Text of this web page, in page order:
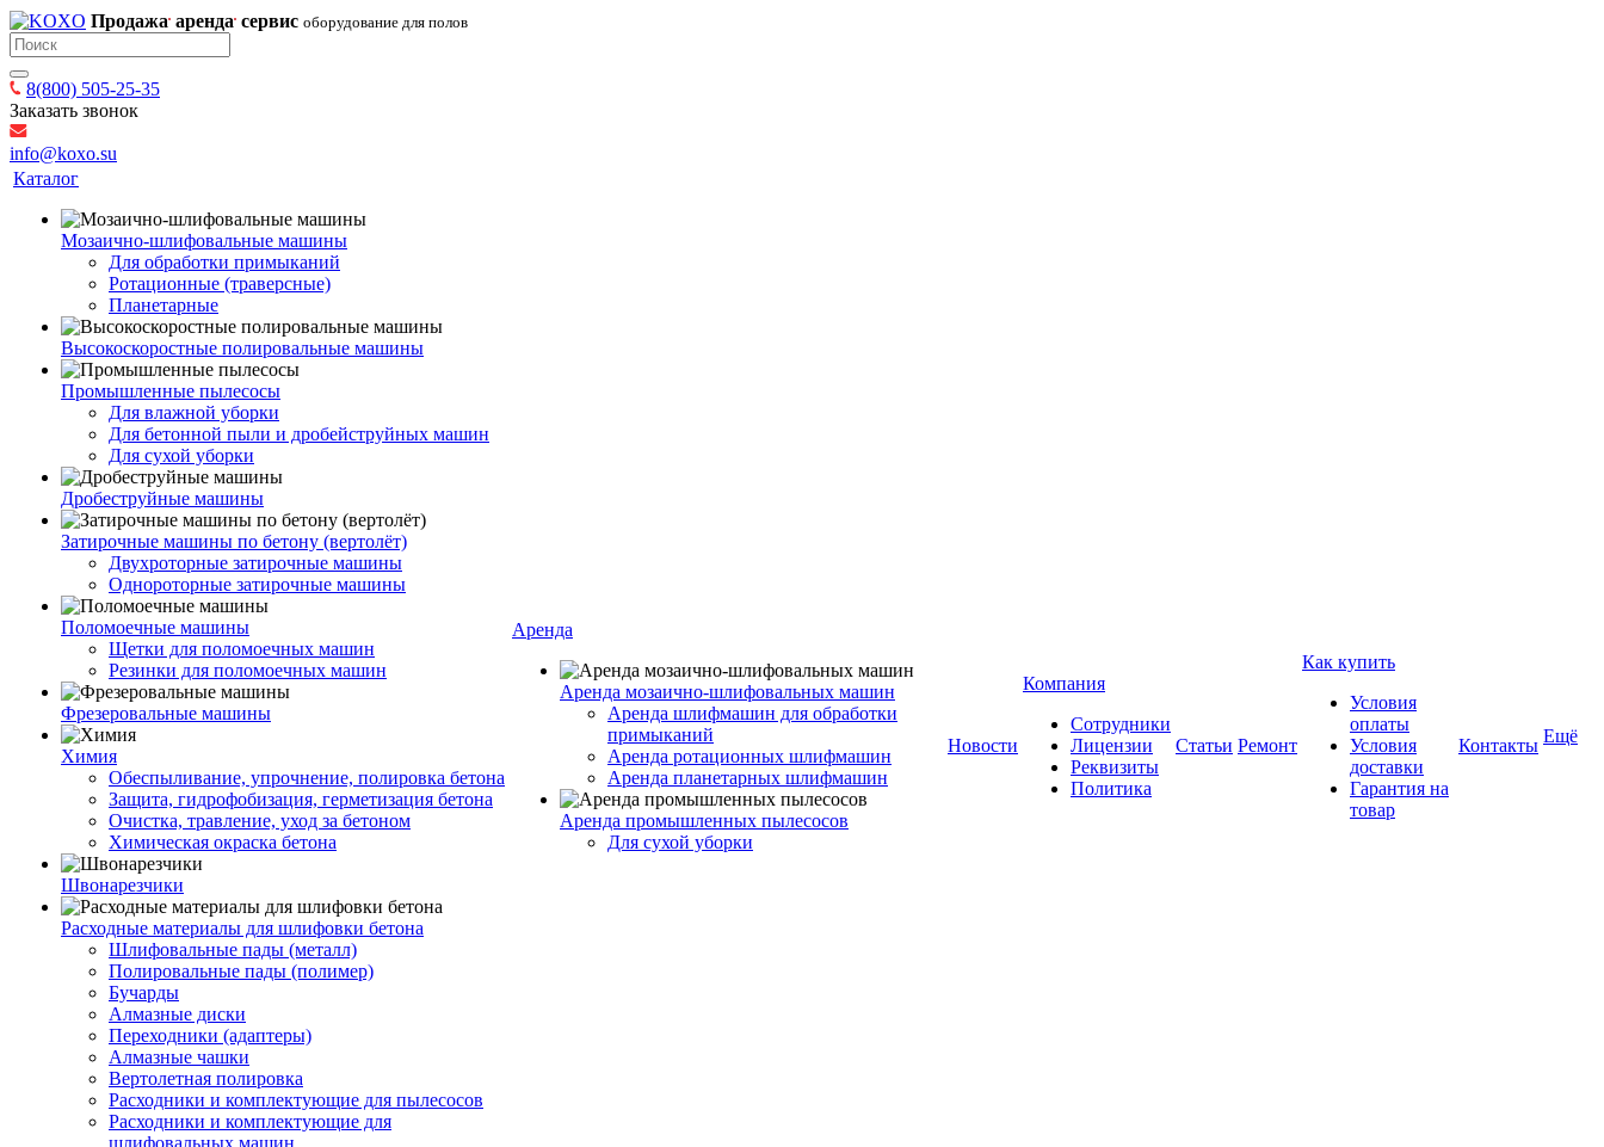
Продажа аренда сервис оборудование для полов
8(800) 505-25-35
Заказать звонок
info@koxo.su
Каталог
Мозаично-шлифовальные машины
Для обработки примыканий
Ротационные (траверсные)
Планетарные
Высокоскоростные полировальные машины
Промышленные пылесосы
Для влажной уборки
Для бетонной пыли и дробейструйных машин
Для сухой уборки
Дробеструйные машины
Затирочные машины по бетону (вертолёт)
Двухроторные затирочные машины
Однороторные затирочные машины
Поломоечные машины
Щетки для поломоечных машин
Резинки для поломоечных машин
Фрезеровальные машины
Химия
Обеспыливание, упрочнение, полировка бетона
Защита, гидрофобизация, герметизация бетона
Очистка, травление, уход за бетоном
Химическая окраска бетона
Швонарезчики
Расходные материалы для шлифовки бетона
Шлифовальные пады (металл)
Полировальные пады (полимер)
Бучарды
Алмазные диски
Переходники (адаптеры)
Алмазные чашки
Вертолетная полировка
Расходники и комплектующие для пылесосов
Расходники и комплектующие для
шлифовальных машин
Аренда
Аренда мозаично-шлифовальных машин
Аренда шлифмашин для обработки
примыканий
Аренда ротационных шлифмашин
Аренда планетарных шлифмашин
Аренда промышленных пылесосов
Для сухой уборки
Новости
Компания
Сотрудники
Лицензии
Реквизиты
Политика
Статьи Ремонт
Как купить
Условия
оплаты
Условия
доставки
Гарантия на
товар
Контакты Ещё